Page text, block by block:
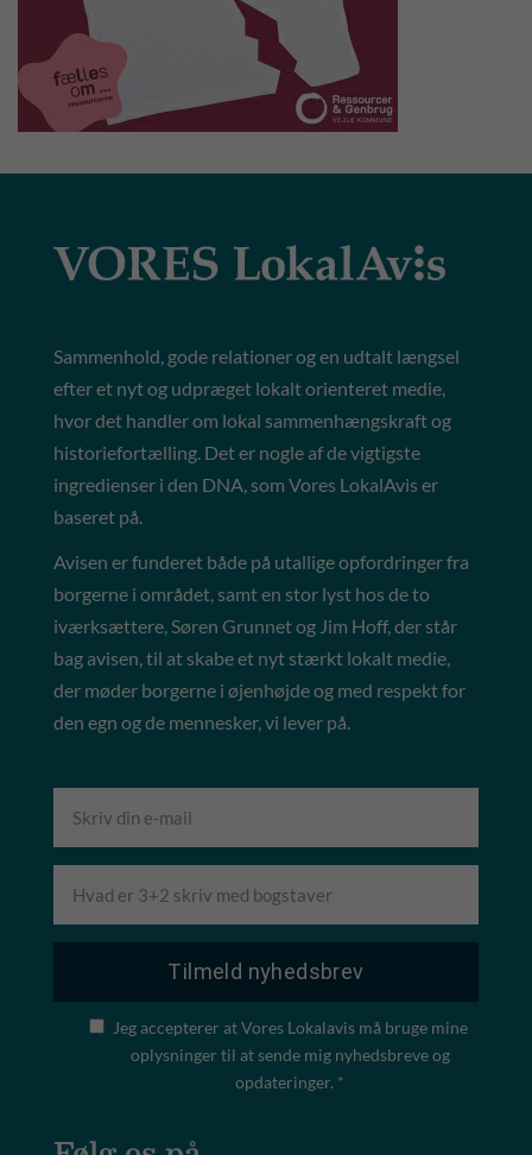
Sammenhold, gode relationer og en udtalt længsel
efter et nyt og udpræget lokalt orienteret medie,
hvor det handler om lokal sammenhængskraft og
historiefortælling. Det er nogle af de vigtigste
ingredienser i den DNA, som Vores LokalAvis er
baseret på.
Avisen er funderet både på utallige opfordringer fra
borgerne i området, samt en stor lyst hos de to
iværksættere, Søren Grunnet og Jim Hoff, der står
bag avisen, til at skabe et nyt stærkt lokalt medie,
der møder borgerne i øjenhøjde og med respekt for
den egn og de mennesker, vi lever på.
Jeg accepterer at Vores Lokalavis må bruge mine
oplysninger til at sende mig nyhedsbreve og
opdateringer. *